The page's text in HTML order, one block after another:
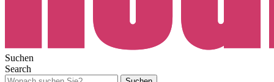
Suchen
Search